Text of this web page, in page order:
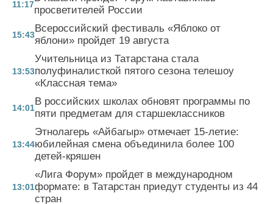
11:17просветителей России
15:43
Всероссийский фестиваль «Яблоко от
яблони» пройдет 19 августа
13:53
Учительница из Татарстана стала
полуфиналисткой пятого сезона телешоу
«Классная тема»
14:01
В российских школах обновят программы по
пяти предметам для старшеклассников
13:44
Этнолагерь «Айбагыр» отмечает 15-летие:
юбилейная смена объединила более 100
детей-кряшен
13:01
«Лига Форум» пройдет в международном
формате: в Татарстан приедут студенты из 44
стран